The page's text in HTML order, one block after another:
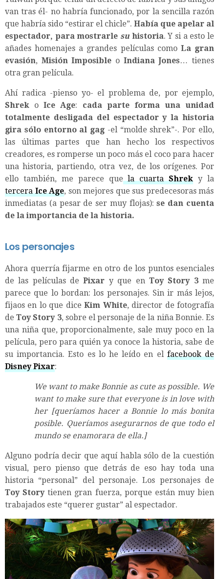
van tras él- no habría funcionado, por la sencilla razón
que habría sido “estirar el chicle”. Había que apelar al
espectador, para mostrarle su historia. Y si a esto le
añades homenajes a grandes películas como La gran
evasión, Misión Imposible o Indiana Jones… tienes
otra gran película.
Ahí radica -pienso yo- el problema de, por ejemplo,
Shrek oIce Age: cada parte forma una unidad
totalmente desligada del espectador y la historia
gira sólo entorno al gag -el “molde shrek”-. Por ello,
las últimas partes que han hecho los respectivos
creadores, es romperse un poco más el coco para hacer
una historia, partiendo, otra vez, de los orígenes. Por
ello también, me parece quela cuartaShrek y la
terceraIce Age, son mejores que sus predecesoras más
inmediatas (a pesar de ser muy flojas):se dan cuenta
de la importancia de la historia.
Los personajes
Ahora querría fijarme en otro de los puntos esenciales
de las películas dePixar y que en Toy Story 3me
parece que lo bordan: los personajes. Sin ir más lejos,
fijaos en lo que diceKim White, director de fotografía
deToy Story 3, sobre el personaje de la niña Bonnie. Es
una niña que, proporcionalmente, sale muy poco en la
película, pero para quién ya conoce la historia, sabe de
su importancia. Esto es lo he leído en el facebook de
Disney Pixar:
We want to make Bonnie as cute as possible. We
want to make sure that everyone is in love with
her [queríamos hacer a Bonnie lo más bonita
posible. Queríamos asegurarnos de que todo el
mundo se enamorara de ella.]
Alguno podría decir que aquí habla sólo de la cuestión
visual, pero pienso que detrás de eso hay toda una
historia “personal” del personaje. Los personajes de
Toy Storytienen gran fuerza, porque están muy bien
trabajados este “querer gustar” al espectador.